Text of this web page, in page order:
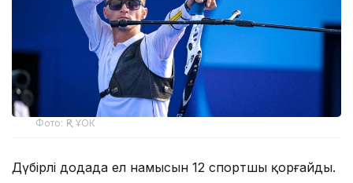
Фото: ҚР ҰОК
Дүбірлі додада ел намысын 12 спортшы қорғайды.